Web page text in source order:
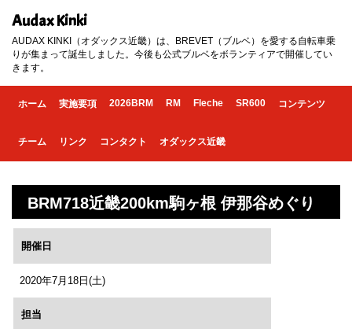
Audax Kinki
AUDAX KINKI（オダックス近畿）は、BREVET（ブルベ）を愛する自転車乗
りが集まって誕生しました。今後も公式ブルベをボランティアで開催してい
きます。
ホーム 実施要項 2026BRM RM Fleche SR600 コンテンツ
チーム リンク コンタクト オダックス近畿
BRM718近畿200km駒ヶ根 伊那谷めぐり
開催日
2020年7月18日(土)
担当